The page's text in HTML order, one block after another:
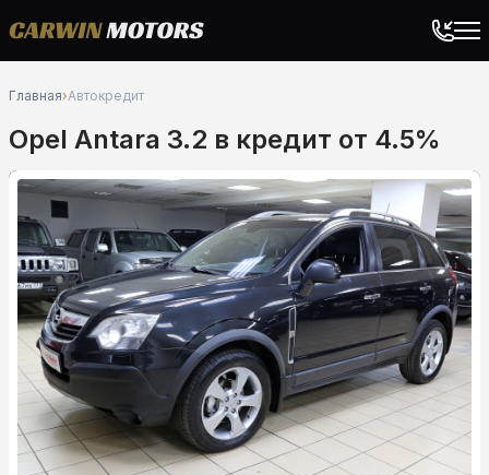
Главная›Автокредит
Opel Antara 3.2 в кредит от 4.5%